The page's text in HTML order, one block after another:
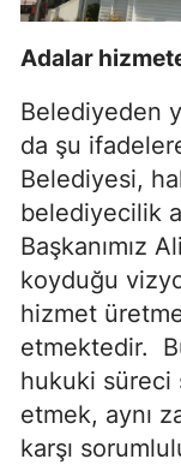
Adalar
Belediyeden
da şu
Belediyesi,
belediyecilik
Başkanımız
koyduğu
hizmet
etmektedir.
hukuki süreci
etmek, aynı
karşı